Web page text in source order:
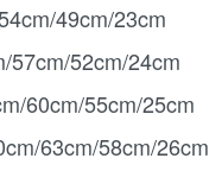
49cm/23cm
57cm/52cm/24cm
60cm/55cm/25cm
63cm/58cm/26cm